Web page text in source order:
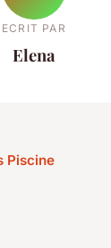
ECRIT PAR
Elena
Piscine